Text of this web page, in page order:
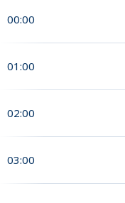
00:00
01:00
02:00
03:00